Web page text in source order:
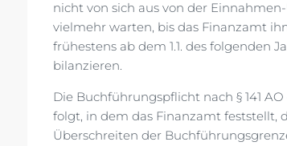
nicht von sich aus von der
vielmehr warten, bis das Finanzamt
frühestens ab dem 1.1. des folgenden
bilanzieren.
Die Buchführungspflicht nach § 141
folgt, in dem das Finanzamt feststellt,
Überschreiten der